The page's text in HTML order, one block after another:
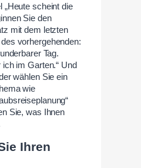
„Heute scheint die
Sie den
mit dem letzten
vorhergehenden:
Tag.
im Garten.“ Und
wählen Sie ein
wie
Sie, was Ihnen
Ihren